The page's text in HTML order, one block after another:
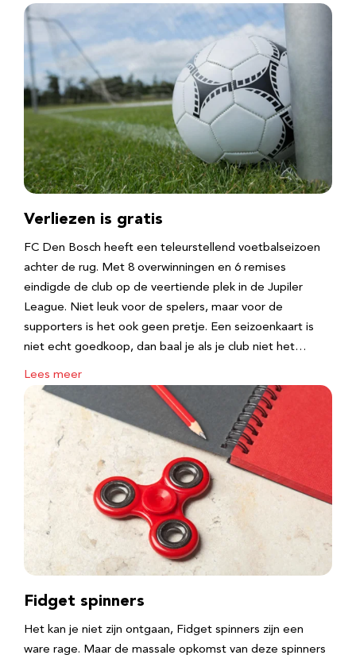
Verliezen is gratis
FC Den Bosch heeft een teleurstellend voetbalseizoen
achter de rug. Met 8 overwinningen en 6 remises
eindigde de club op de veertiende plek in de Jupiler
League. Niet leuk voor de spelers, maar voor de
supporters is het ook geen pretje. Een seizoenkaart is
niet echt goedkoop, dan baal je als je club niet het…
Lees meer
Fidget spinners
Het kan je niet zijn ontgaan, Fidget spinners zijn een
ware rage. Maar de massale opkomst van deze spinners